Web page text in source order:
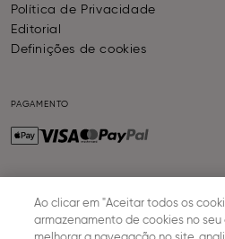
Política de Privacidade
Editorial
Definições de cookies
PAGAMENTO
ENTREGA
Ao clicar em "Aceitar todos os
armazenamento de cookies no